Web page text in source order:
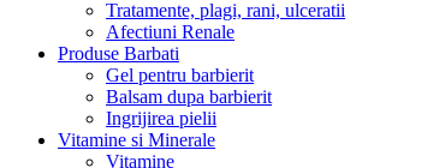
Tratamente, plagi, rani, ulceratii
Afectiuni Renale
Produse Barbati
Gel pentru barbierit
Balsam dupa barbierit
Ingrijirea pielii
Vitamine si Minerale
Vitamine